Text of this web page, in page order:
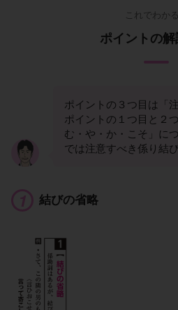
これでわかる
ポイントの
ポイントの３つ目は「
ポイントの１つ目と２
む・や・か・こそ」に
では注意すべき係り結
結びの省略